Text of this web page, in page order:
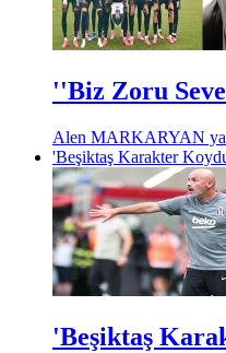
''Biz Zoru
Alen MARKARYAN
'Beşiktaş Karakter
'Beşiktaş